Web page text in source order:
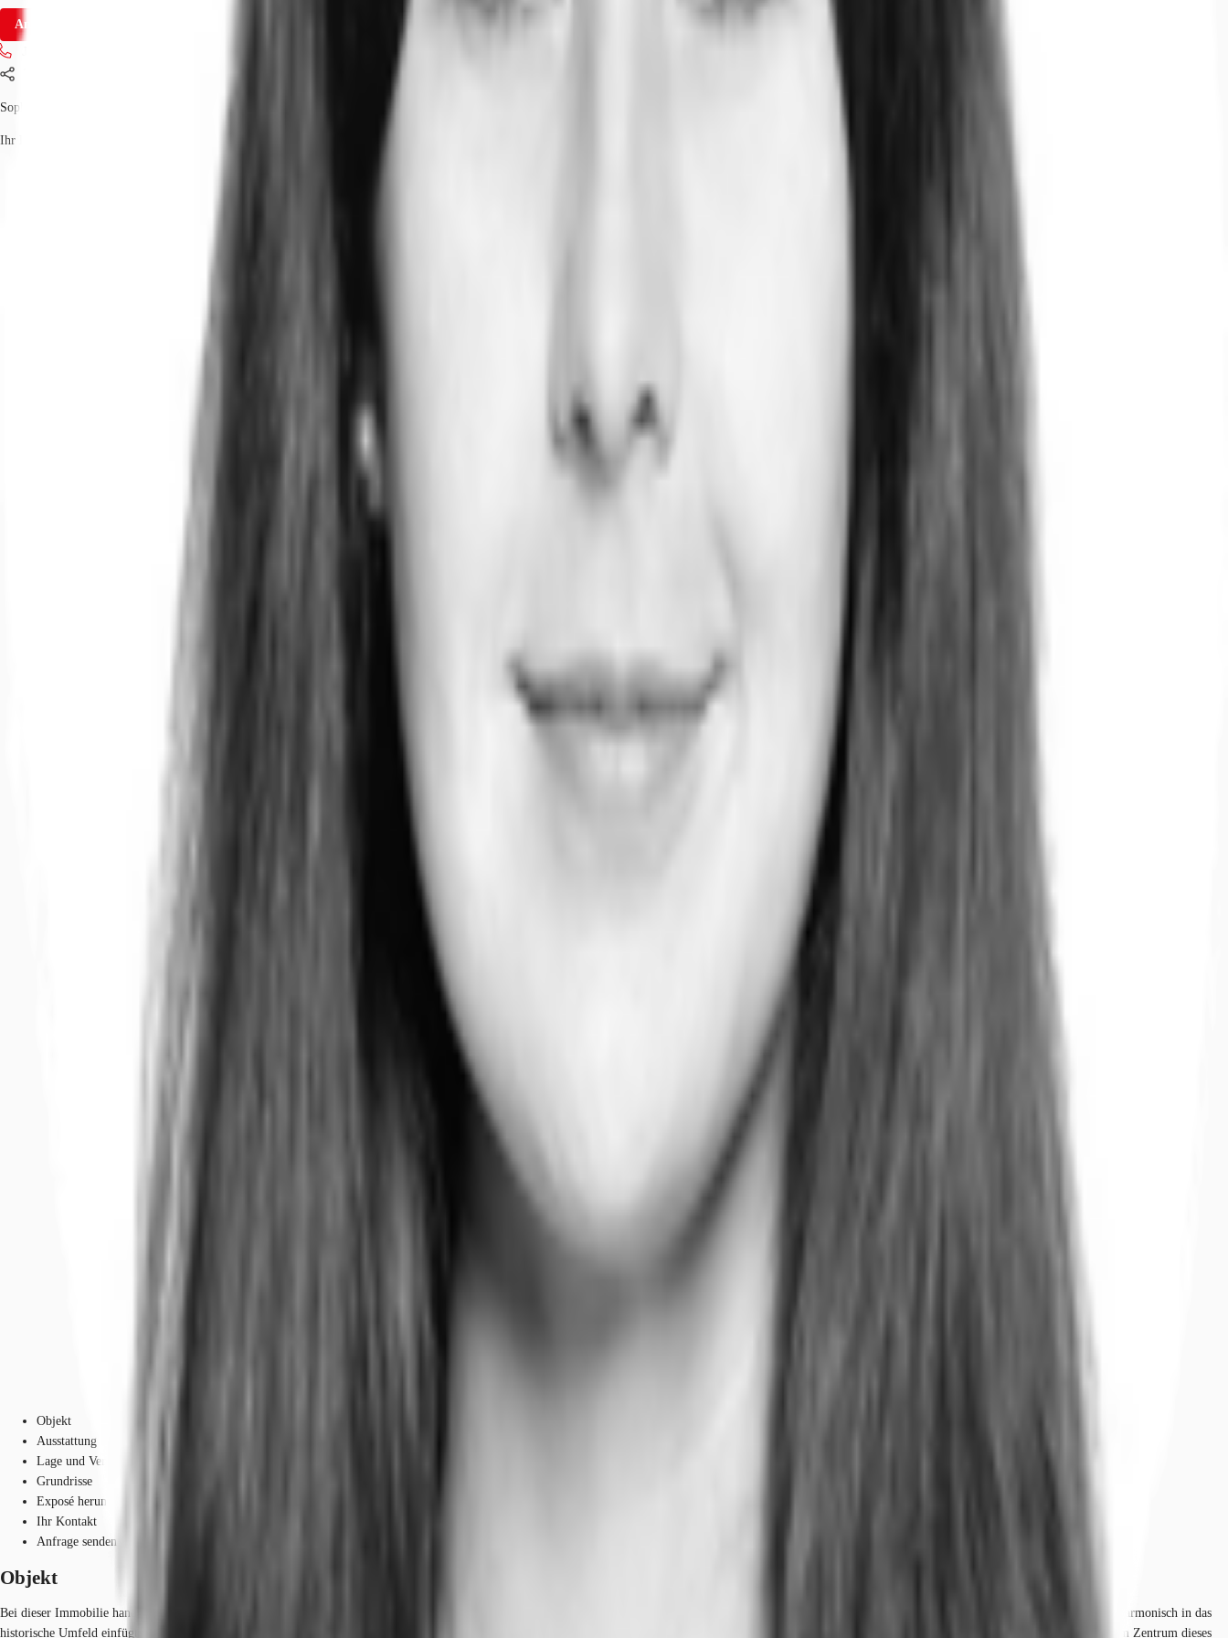
Anfrage senden
Sophie Schröter
Ihr Kontakt
Objekt
Ausstattung
Lage und Verkehrsanbindung
Grundrisse
Exposé herunterladen
Ihr Kontakt
Anfrage senden
Objekt
Bei dieser Immobilie handelt es sich um ein architektonisches Meisterwerk im Herzen der Hauptstadt, entworfen von einem weltberühmten Architekten. Hinter einer klassisch anmutenden, steinernen Fassade, die sich harmonisch in das
historische Umfeld einfügt, entfaltet sich ein spektakuläres Innenleben. Das Herzstück des Gebäudes bildet ein lichtdurchflutetes Atrium, das von einer beeindruckenden, gewölbten Glaskonstruktion überspannt wird. Im Zentrum dieses